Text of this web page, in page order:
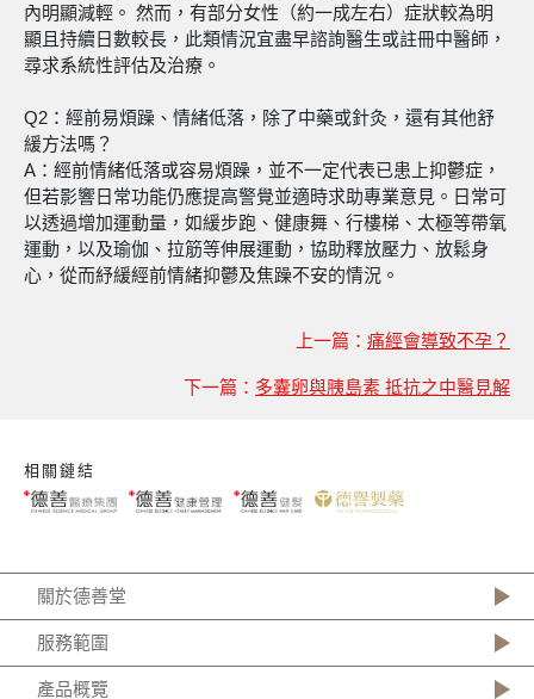
內明顯減輕。 然而，有部分女性（約一成左右）症狀較為明
顯且持續日數較長，此類情況宜盡早諮詢醫生或註冊中醫師，
尋求系統性評估及治療。
Q2：經前易煩躁、情緒低落，除了中藥或針灸，還有其他舒
緩方法嗎？
A：經前情緒低落或容易煩躁，並不一定代表已患上抑鬱症，
但若影響日常功能仍應提高警覺並適時求助專業意見。日常可
以透過增加運動量，如緩步跑、健康舞、行樓梯、太極等帶氧
運動，以及瑜伽、拉筋等伸展運動，協助釋放壓力、放鬆身
心，從而紓緩經前情緒抑鬱及焦躁不安的情況。
上一篇： 痛經會導致不孕？
下一篇： 多囊卵與胰島素 抵抗之中醫見解
相關鏈結
關於德善堂
服務範圍
產品概覽